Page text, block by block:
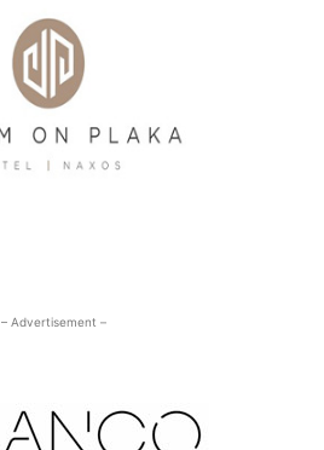
– Advertisement –